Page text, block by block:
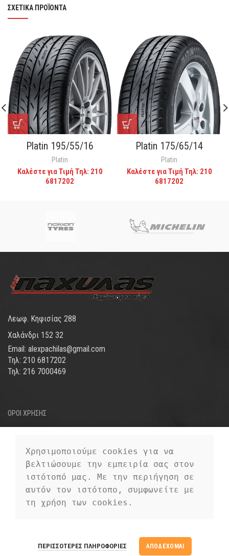
ΣΧΕΤΙΚΆ ΠΡΟΪΌΝΤΑ
Platin 195/55/16
Platin
Καλέστε για Τιμή Τηλ: 210
6817202
Platin 175/65/14
Platin
Καλέστε για Τιμή Τηλ: 210
6817202
Λεωφ. Κηφισίας 288
Χαλάνδρι 152 32
Email: alexpachilas@gmail.com
Τηλ: 210 6817202
Τηλ: 216 7000469
ΟΡΟΙ ΧΡΗΣΗΣ
ΤΡΟΠΟΙ ΠΛΗΡΩΜΗΣ
ΠΡΟΣΩΠΙΚΑ ΔΕΔΟΜΕΝΑ
EUROFIGUREPREMIUM E-COMMERCE
SOLUTIONS.
Χρησιμοποιούμε cookies για να
βελτιώσουμε την εμπειρία σας στον
ιστότοπό μας. Με την περιήγηση σε
αυτόν τον ιστότοπο, συμφωνείτε με
τη χρήση των cookies.
ΠΕΡΙΣΣΌΤΕΡΕΣ ΠΛΗΡΟΦΟΡΊΕΣ ΑΠΟΔΈΧΟΜΑΙ